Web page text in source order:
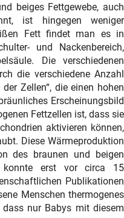
beiges Fettgewebe, auch
ist hingegen weniger
Fett findet man es in
und Nackenbereich,
Die verschiedenen
die verschiedene Anzahl
Zellen“, die einen hohen
Erscheinungsbild
Fettzellen ist, dass sie
aktivieren können,
Diese Wärmeproduktion
des braunen und beigen
konnte erst vor circa 15
Publikationen
Menschen thermogenes
nur Babys mit diesem